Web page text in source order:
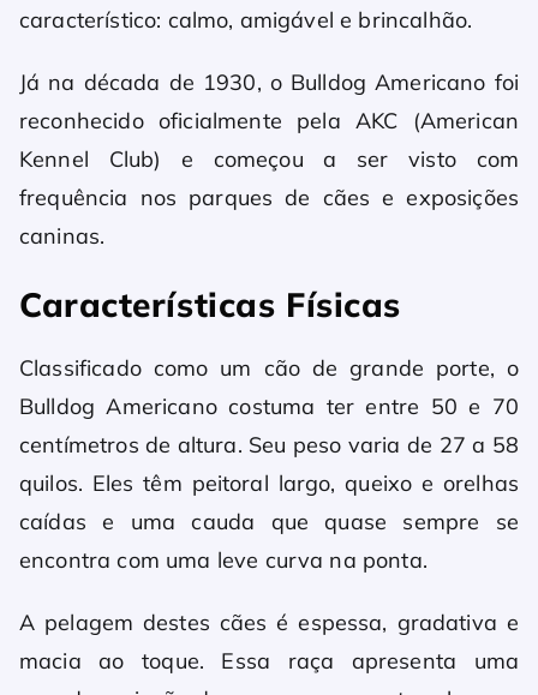
característico: calmo, amigável e brincalhão.
Já na década de 1930, o Bulldog Americano foi
reconhecido oficialmente pela AKC (American
Kennel Club) e começou a ser visto com
frequência nos parques de cães e exposições
caninas.
Características Físicas
Classificado como um cão de grande porte, o
Bulldog Americano costuma ter entre 50 e 70
centímetros de altura. Seu peso varia de 27 a 58
quilos. Eles têm peitoral largo, queixo e orelhas
caídas e uma cauda que quase sempre se
encontra com uma leve curva na ponta.
A pelagem destes cães é espessa, gradativa e
macia ao toque. Essa raça apresenta uma